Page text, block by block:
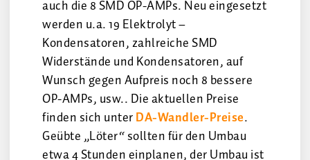
auch die 8 SMD OP-AMPs. Neu eingesetzt
werden u.a. 19 Elektrolyt –
Kondensatoren, zahlreiche SMD
Widerstände und Kondensatoren, auf
Wunsch gegen Aufpreis noch 8 bessere
OP-AMPs, usw.. Die aktuellen Preise
finden sich unterDA-Wandler-Preise.
Geübte „Löter“ sollten für den Umbau
etwa 4 Stunden einplanen, der Umbau ist